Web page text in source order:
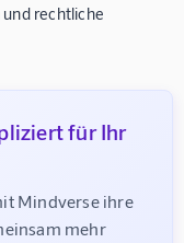
rechtliche
für Ihr
Mindverse ihre
mehr